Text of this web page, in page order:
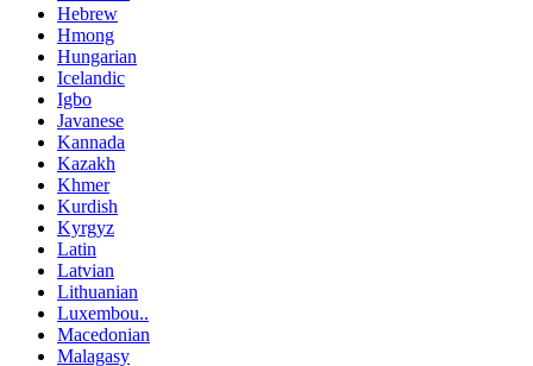
Hebrew
Hmong
Hungarian
Icelandic
Igbo
Javanese
Kannada
Kazakh
Khmer
Kurdish
Kyrgyz
Latin
Latvian
Lithuanian
Luxembou..
Macedonian
Malagasy